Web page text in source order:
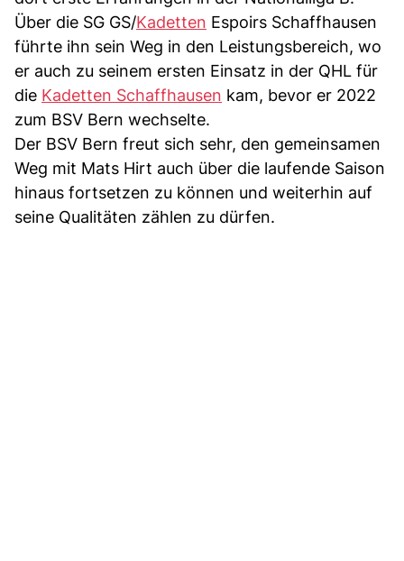
Über die SG GS/Kadetten Espoirs Schaffhausen
führte ihn sein Weg in den Leistungsbereich, wo
er auch zu seinem ersten Einsatz in der QHL für
die Kadetten Schaffhausen kam, bevor er 2022
zum BSV Bern wechselte.
Der BSV Bern freut sich sehr, den gemeinsamen
Weg mit Mats Hirt auch über die laufende Saison
hinaus fortsetzen zu können und weiterhin auf
seine Qualitäten zählen zu dürfen.